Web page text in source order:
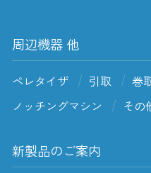
周辺機器 他
ペレタイザ 引取 巻
ノッチングマシン
その
新製品のご案内